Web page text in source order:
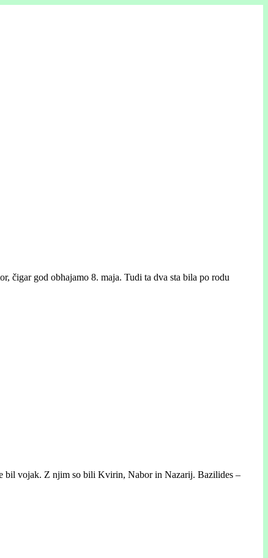
god obhajamo 8. maja. Tudi ta dva sta bila po rodu
bil vojak. Z njim so bili Kvirin, Nabor in Nazarij. Bazilides –